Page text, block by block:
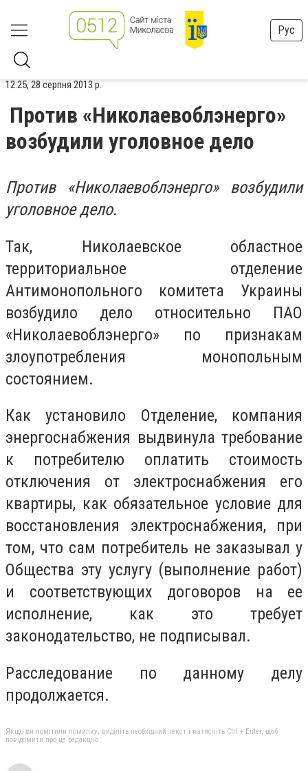
Рус
12:25, 28 серпня 2013 р.
Против «Николаевоблэнерго»
возбудили уголовное дело
Против «Николаевоблэнерго» возбудили
уголовное дело.
Так, Николаевское областное
территориальное отделение
Антимонопольного комитета Украины
возбудило дело относительно ПАО
«Николаевоблэнерго» по признакам
злоупотребления монопольным
состоянием.
Как установило Отделение, компания
энергоснабжения выдвинула требование
к потребителю оплатить стоимость
отключения от электроснабжения его
квартиры, как обязательное условие для
восстановления электроснабжения, при
том, что сам потребитель не заказывал у
Общества эту услугу (выполнение работ)
и соответствующих договоров на ее
исполнение, как это требует
законодательство, не подписывал.
Расследование по данному делу
продолжается.
Якщо ви помітили помилку, виділіть необхідний текст і натисніть Ctrl + Enter, щоб
повідомити про це редакцію